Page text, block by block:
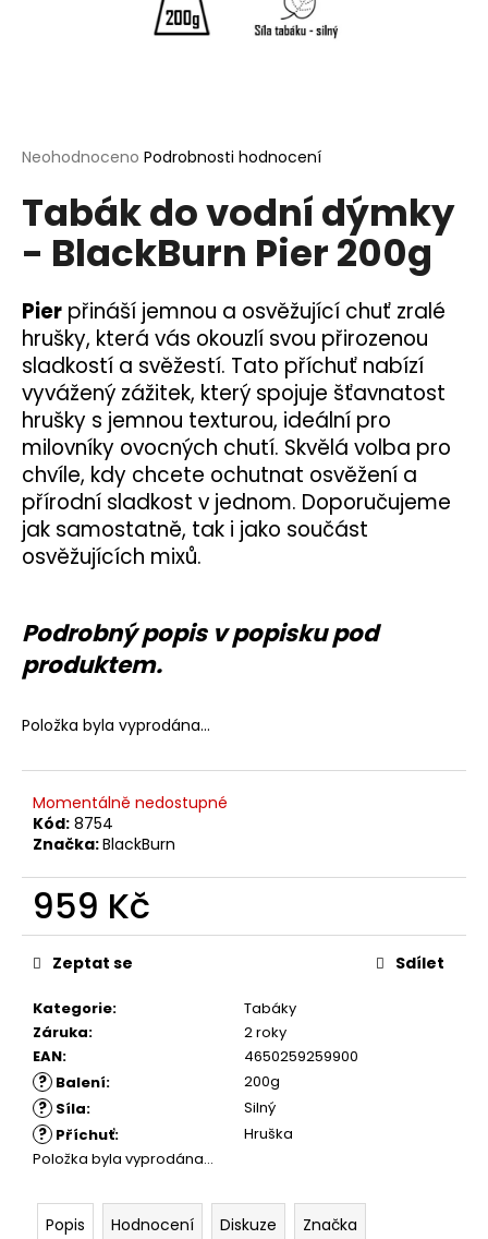
Průměrné
produktu
z
hvězdiček.
Neohodnoceno Podrobnosti hodnocení
Tabák do vodní dýmky
- BlackBurn Pier 200g
Pier přináší jemnou a osvěžující chuť zralé
hrušky, která vás okouzlí svou přirozenou
sladkostí a svěžestí. Tato příchuť nabízí
vyvážený zážitek, který spojuje šťavnatost
hrušky s jemnou texturou, ideální pro
milovníky ovocných chutí. Skvělá volba pro
chvíle, kdy chcete ochutnat osvěžení a
přírodní sladkost v jednom. Doporučujeme
jak samostatně, tak i jako součást
osvěžujících mixů.
Podrobný popis v popisku pod
produktem.
Položka byla vyprodána…
Momentálně nedostupné
Kód: 8754
Značka:BlackBurn
959 Kč
Měrná
cena:
Kategorie:
Tabáky
Záruka:
2 roky
EAN: 4650259259900
? Balení: 200g
? Síla: Silný
? Příchuť:
Hruška
Položka byla vyprodána…
Zeptat se Sdílet
Popis Hodnocení Diskuze Značka
HLEDAT
D
o
p
o
r
u
č
u
j
e